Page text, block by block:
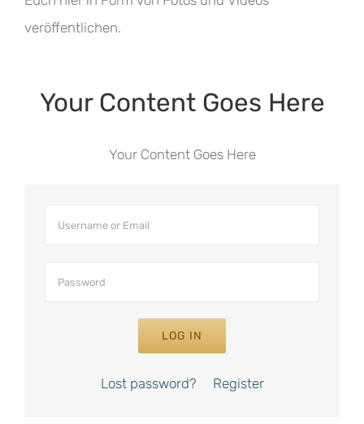
veröffentlichen.
Your Content Goes Here
Your Content Goes Here
LOG IN
Lost password? Register